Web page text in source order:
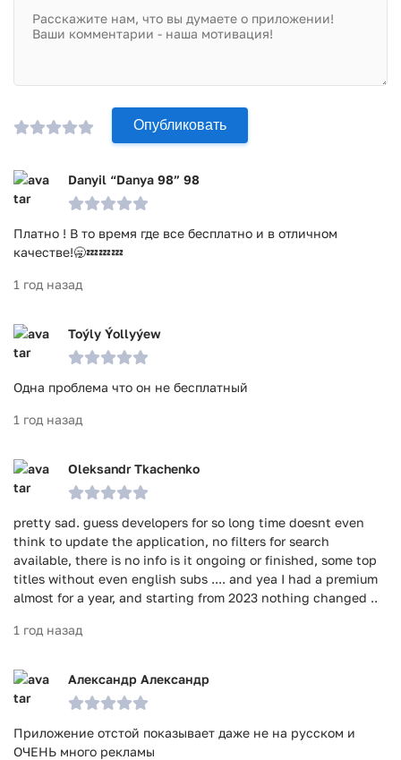
Опубликовать
Danyil “Danya 98” 98
Платно ! В то время где все бесплатно и в отличном
качестве!🥱💤💤💤
1 год назад
Toýly Ýollyýew
Одна проблема что он не бесплатный
1 год назад
Oleksandr Tkachenko
pretty sad. guess developers for so long time doesnt even
think to update the application, no filters for search
available, there is no info is it ongoing or finished, some top
titles without even english subs .... and yea I had a premium
almost for a year, and starting from 2023 nothing changed ..
1 год назад
Александр Александр
Приложение отстой показывает даже не на русском и
ОЧЕНЬ много рекламы